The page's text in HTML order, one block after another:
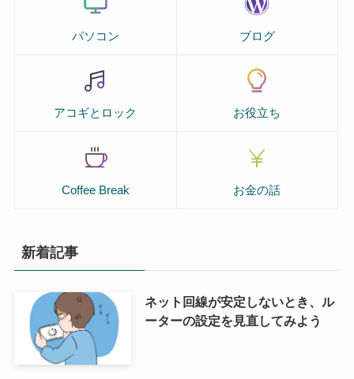
パソコン ブログ
アコギとロック お役立ち
Coffee Break お金の話
新着記事
ネット回線が安定しないとき、ル
ーターの設定を見直してみよう